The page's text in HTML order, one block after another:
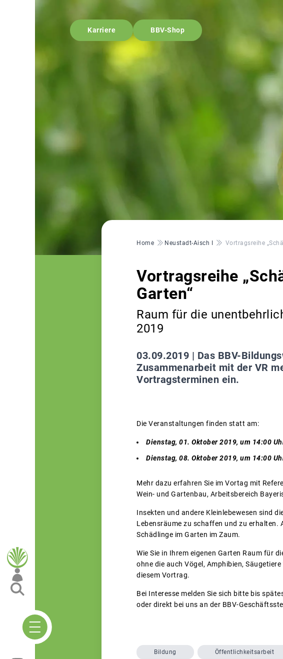
Karriere BBV-Shop
Pfadnavigation
Home Neustadt-Aisch I Vortragsreihe
Vortragsreihe
Garten“
Raum für die
2019
03.09.2019 | Das BBV-
Zusammenarbeit mit der VR
Vortragsterminen ein.
Die Veranstaltungen finden statt am:
Dienstag, 01. Oktober 2019, um 14:00
Dienstag, 08. Oktober 2019, um 14:00
Mehr dazu erfahren Sie im Vortag mit
Wein- und Gartenbau, Arbeitsbereich
Insekten und andere Kleinlebewesen sind
Lebensräume zu schaffen und zu erhalten.
Schädlinge im Garten im Zaum.
Wie Sie in Ihrem eigenen Garten Raum für
ohne die auch Vögel, Amphibien,
diesem Vortrag.
Bei Interesse melden Sie sich bitte bis
oder direkt bei uns an der BBV-
Bildung Öffentlichkeitsarbeit